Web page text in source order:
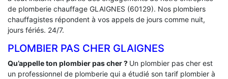
de plomberie chauffage GLAIGNES (60129). Nos plombiers
chauffagistes répondent à vos appels de jours comme nuit,
jours fériés. 24/7.
PLOMBIER PAS CHER GLAIGNES
Qu’appelle ton plombier pas cher ? Un plombier pas cher est
un professionnel de plomberie qui a étudié son tarif plombier à